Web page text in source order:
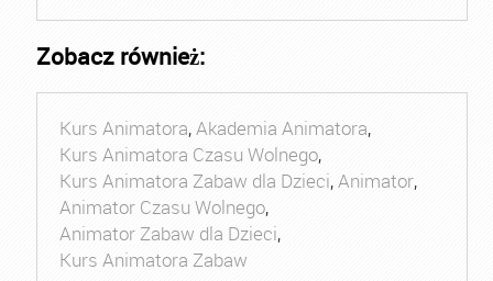
Zobacz również:
Kurs Animatora,Akademia Animatora,
Kurs Animatora Czasu Wolnego,
Kurs Animatora Zabaw dla Dzieci,Animator,
Animator Czasu Wolnego,
Animator Zabaw dla Dzieci,
Kurs Animatora Zabaw